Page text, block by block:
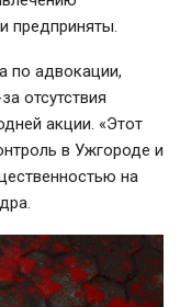
предприняты.
по адвокации,
отсутствия
акции. «Этот
в Ужгороде и
на